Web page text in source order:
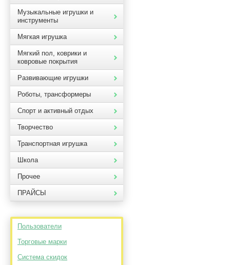
Музыкальные игрушки и
инструменты
Мягкая игрушка
Мягкий пол, коврики и
ковровые покрытия
Развивающие игрушки
Роботы, трансформеры
Спорт и активный отдых
Творчество
Транспортная игрушка
Школа
Прочее
ПРАЙСЫ
Пользователи
Торговые марки
Система скидок